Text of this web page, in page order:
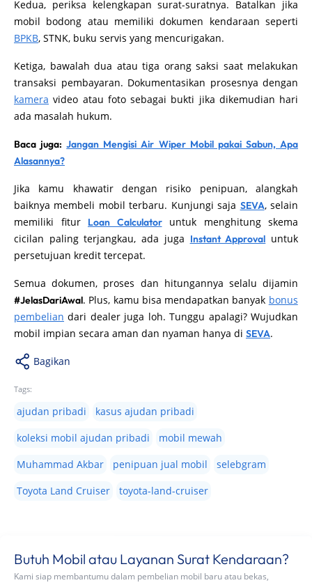
Kedua, periksa kelengkapan surat-suratnya. Batalkan jika
mobil bodong atau memiliki dokumen kendaraan seperti
BPKB, STNK, buku servis yang mencurigakan.
Ketiga, bawalah dua atau tiga orang saksi saat melakukan
transaksi pembayaran. Dokumentasikan prosesnya dengan
kamera video atau foto sebagai bukti jika dikemudian hari
ada masalah hukum.
Baca juga:Jangan Mengisi Air Wiper Mobil pakai Sabun, Apa
Alasannya?
Jika kamu khawatir dengan risiko penipuan, alangkah
baiknya membeli mobil terbaru. Kunjungi saja SEVA, selain
memiliki fitur Loan Calculatoruntuk menghitung skema
cicilan paling terjangkau, ada juga Instant Approval untuk
persetujuan kredit tercepat.
Semua dokumen, proses dan hitungannya selalu dijamin
#JelasDariAwal. Plus, kamu bisa mendapatkan banyak bonus
pembelian dari dealer juga loh. Tunggu apalagi? Wujudkan
mobil impian secara aman dan nyaman hanya di SEVA.
Bagikan
Tags:
ajudan pribadi
kasus ajudan pribadi
koleksi mobil ajudan pribadi
mobil mewah
Muhammad Akbar
penipuan jual mobil
selebgram
Toyota Land Cruiser
toyota-land-cruiser
Butuh Mobil atau Layanan Surat Kendaraan?
Kami siap membantumu dalam pembelian mobil baru atau bekas,